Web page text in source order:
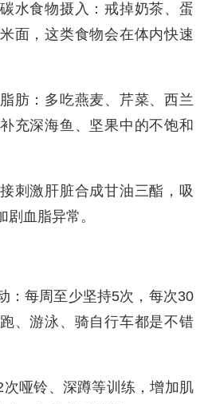
水食物摄入：戒掉奶茶、蛋
面，这类食物会在体内快速
肪：多吃燕麦、芹菜、西兰
充深海鱼、坚果中的不饱和
刺激肝脏合成甘油三酯，吸
血脂异常。
：每周至少坚持5次，每次30
、游泳、骑自行车都是不错
哑铃、深蹲等训练，增加肌